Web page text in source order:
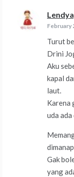
February
Turut
Drini
Aku
kapal
laut.
Karena
uda ada
Gak
yang